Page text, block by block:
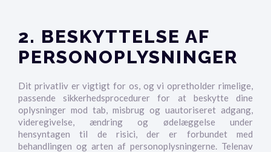
2. BESKYTTELSE AF
PERSONOPLYSNINGER
Dit privatliv er vigtigt for os, og vi opretholder rimelige,
passende sikkerhedsprocedurer for at beskytte dine
oplysninger mod tab, misbrug og uautoriseret adgang,
videregivelse, ændring og ødelæggelse under
hensyntagen til de risici, der er forbundet med
behandlingen og arten af personoplysningerne. Telenav